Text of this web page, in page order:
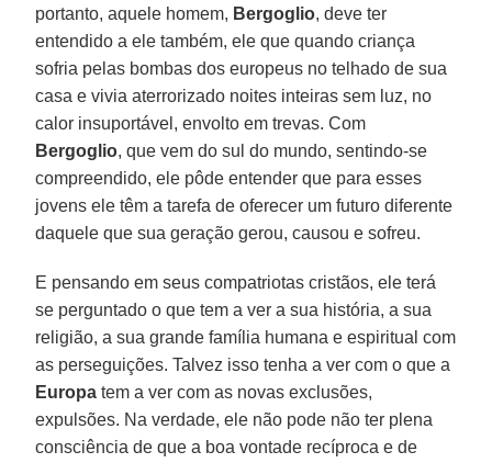
portanto, aquele homem, Bergoglio, deve ter
entendido a ele também, ele que quando criança
sofria pelas bombas dos europeus no telhado de sua
casa e vivia aterrorizado noites inteiras sem luz, no
calor insuportável, envolto em trevas. Com
Bergoglio, que vem do sul do mundo, sentindo-se
compreendido, ele pôde entender que para esses
jovens ele têm a tarefa de oferecer um futuro diferente
daquele que sua geração gerou, causou e sofreu.
E pensando em seus compatriotas cristãos, ele terá
se perguntado o que tem a ver a sua história, a sua
religião, a sua grande família humana e espiritual com
as perseguições. Talvez isso tenha a ver com o que a
Europa tem a ver com as novas exclusões,
expulsões. Na verdade, ele não pode não ter plena
consciência de que a boa vontade recíproca e de